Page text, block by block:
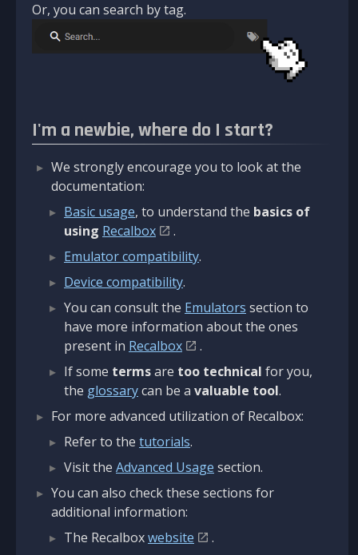
Or, you can search by tag.
I'm a newbie, where do I start?
We strongly encourage you to look at the
documentation:
Basic usage, to understand the basics of
using Recalbox
.
Emulator compatibility.
Device compatibility.
You can consult the Emulators section to
have more information about the ones
present in Recalbox
.
If some termsare too technical for you,
the glossarycan be a valuable tool.
For more advanced utilization of Recalbox:
Refer to the tutorials.
Visit the Advanced Usage section.
You can also check these sections for
additional information:
The Recalboxwebsite
.